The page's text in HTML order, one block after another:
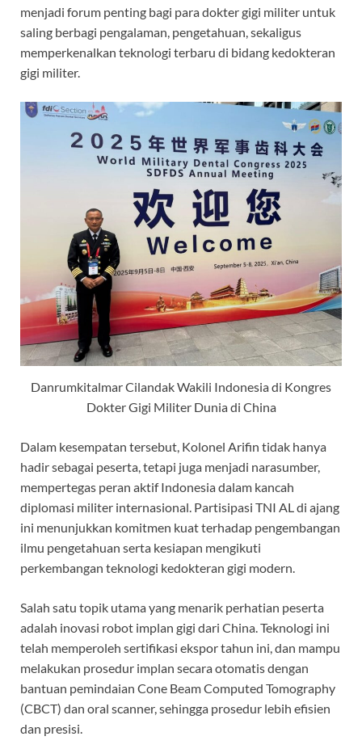
menjadi forum penting bagi para dokter gigi militer untuk
saling berbagi pengalaman, pengetahuan, sekaligus
memperkenalkan teknologi terbaru di bidang kedokteran
gigi militer.
Danrumkitalmar Cilandak Wakili Indonesia di Kongres
Dokter Gigi Militer Dunia di China
Dalam kesempatan tersebut, Kolonel Arifin tidak hanya
hadir sebagai peserta, tetapi juga menjadi narasumber,
mempertegas peran aktif Indonesia dalam kancah
diplomasi militer internasional. Partisipasi TNI AL di ajang
ini menunjukkan komitmen kuat terhadap pengembangan
ilmu pengetahuan serta kesiapan mengikuti
perkembangan teknologi kedokteran gigi modern.
Salah satu topik utama yang menarik perhatian peserta
adalah inovasi robot implan gigi dari China. Teknologi ini
telah memperoleh sertifikasi ekspor tahun ini, dan mampu
melakukan prosedur implan secara otomatis dengan
bantuan pemindaian Cone Beam Computed Tomography
(CBCT) dan oral scanner, sehingga prosedur lebih efisien
dan presisi.